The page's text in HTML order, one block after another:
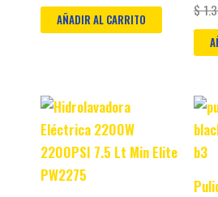
AÑADIR AL CARRITO
$
Original
price
was:
$ 649.900.$ 599.900.